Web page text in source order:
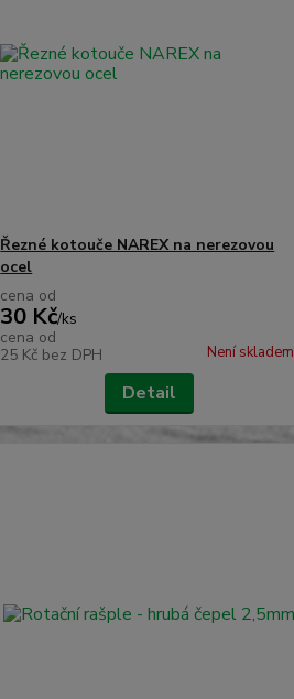
Řezné kotouče NAREX na nerezovou
ocel
cena od
30 Kč/ks
cena od
25 Kč bez DPH Není skladem
Detail